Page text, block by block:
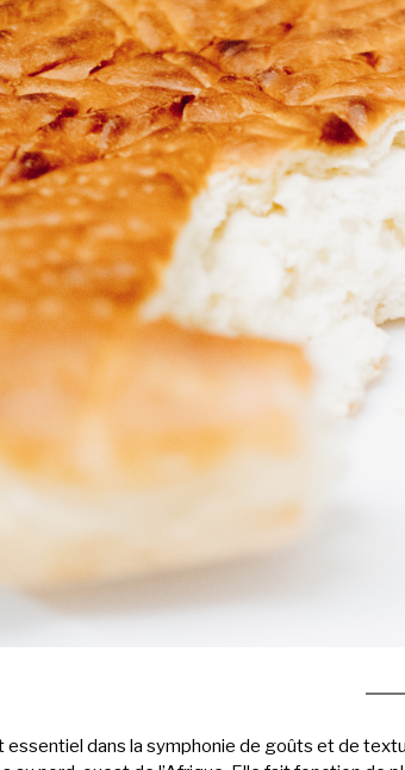
essentiel dans la symphonie de goûts et de